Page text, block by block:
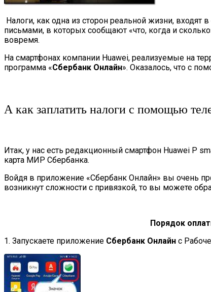
Налоги, как одна из сторон реальной жизни,
письмами, в которых сообщают «что, когда и
вовремя.
На смартфонах компании Huawei, реализуемые на
программа «Сбербанк Онлайн». Оказалось, что с
А как заплатить налоги с помощью
Итак, у нас есть редакционный смартфон Huawei P
карта МИР Сбербанка.
Войдя в приложение «Сбербанк Онлайн» вы очень
возникнут сложности с привязкой, то вы можете
Порядок
1. Запускаете приложение Сбербанк Онлайн с